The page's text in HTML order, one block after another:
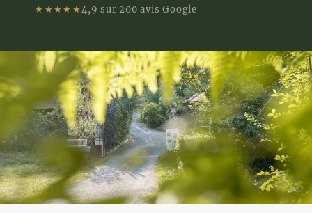
★★★★★4,9 sur 200 avis Google